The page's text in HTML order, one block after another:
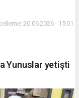
20.06.2026 - 15:01
Yunuslar yetişti